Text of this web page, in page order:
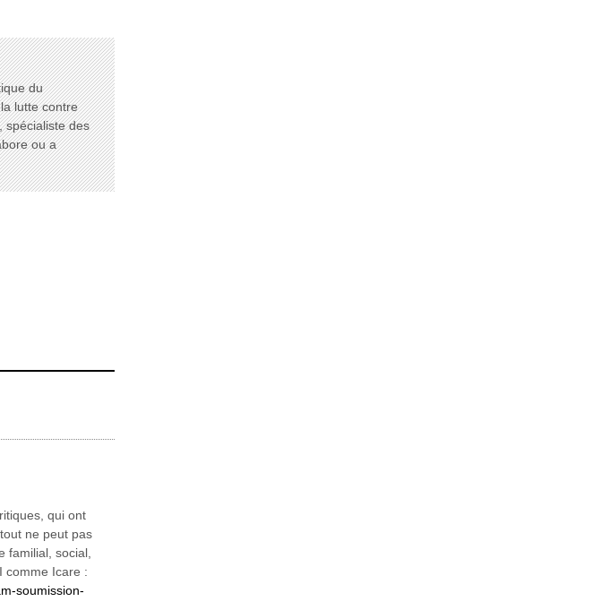
du
lutte contre
spécialiste des
ou a
qui ont
ne peut pas
familial, social,
comme Icare :
soumission-